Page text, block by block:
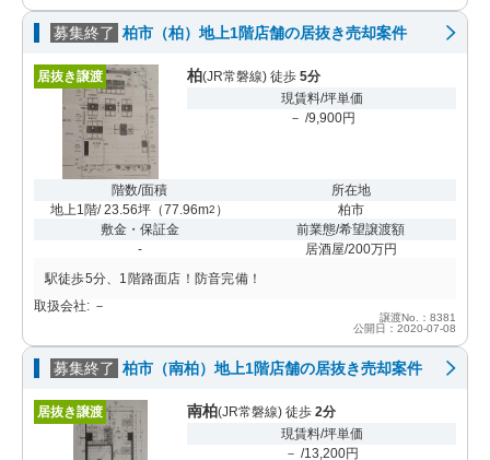
募集終了 柏市（柏）地上1階店舗の居抜き売却案件
居抜き譲渡 柏(JR常磐線) 徒歩 5分
現賃料/坪単価
－ /9,900円
階数/面積
地上1階/ 23.56坪 （77.96m2 ）
所在地
柏市
敷金・保証金
-
前業態/希望譲渡額
居酒屋/200万円
駅徒歩5分、1階路面店！防音完備！
取扱会社: －
譲渡No.：8381
公開日：2020-07-08
募集終了 柏市（南柏）地上1階店舗の居抜き売却案件
居抜き譲渡 南柏(JR常磐線) 徒歩 2分
現賃料/坪単価
－ /13,200円